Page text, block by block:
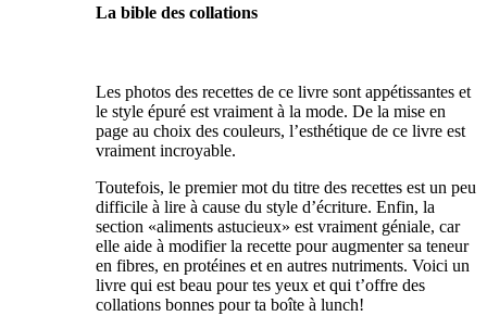
La bible des collations
Les photos des recettes de ce livre sont appétissantes et
le style épuré est vraiment à la mode. De la mise en
page au choix des couleurs, l’esthétique de ce livre est
vraiment incroyable.
Toutefois, le premier mot du titre des recettes est un peu
difficile à lire à cause du style d’écriture. Enfin, la
section «aliments astucieux» est vraiment géniale, car
elle aide à modifier la recette pour augmenter sa teneur
en fibres, en protéines et en autres nutriments. Voici un
livre qui est beau pour tes yeux et qui t’offre des
collations bonnes pour ta boîte à lunch!